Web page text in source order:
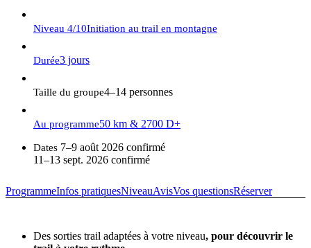
Niveau 4/10Initiation au trail en montagne
Durée3 jours
Taille du groupe4–14 personnes
Au programme50 km & 2700 D+
Dates 7–9 août 2026 confirmé
11–13 sept. 2026 confirmé
ProgrammeInfos pratiquesNiveauAvisVos questionsRéserver
Des sorties trail adaptées à votre niveau, pour découvrir le